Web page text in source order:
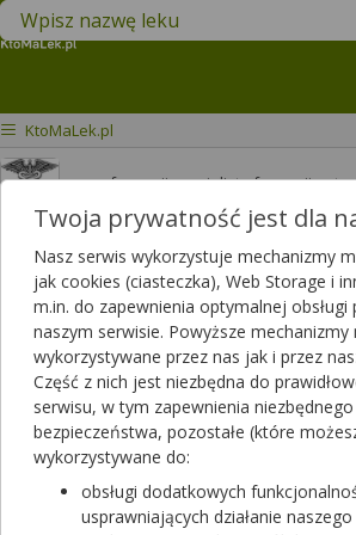
Znajdź lek w swojej okolicy
KtoMaLek.pl
mgr farmacji specjalista farmacji
Jakimiuk
Odpowiedzi
3820
Polecanych artykułów
114 Lista artykułów
APTEKA RODZINNA, Opole
Opole Lubelskie, LUBELSKA 13
Wyświetl numer
Niebawem zamykamy(08:00 -
Twoja prywatność jest dla
Nasz serwis wykorzystuje mechanizmy
jak cookies (ciasteczka), Web Storage i
m.in. do zapewnienia optymalnej
naszym serwisie. Powyższe mechanizmy
wykorzystywane przez nas jak i przez
Część z nich jest niezbędna do
serwisu, w tym zapewnienia
bezpieczeństwa, pozostałe (które
wykorzystywane do:
obsługi dodatkowych
usprawniających działanie